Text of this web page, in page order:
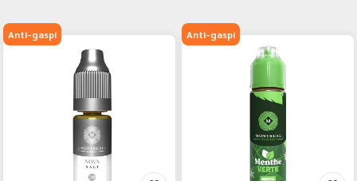
Anti-gaspi Anti-gaspi